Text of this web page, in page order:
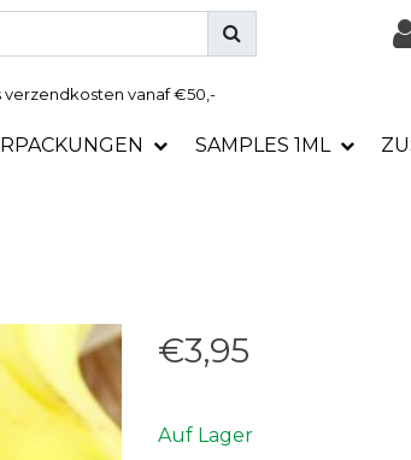
verzendkosten vanaf €50,-
SAMPLES 1ML
€3,95
Auf Lager